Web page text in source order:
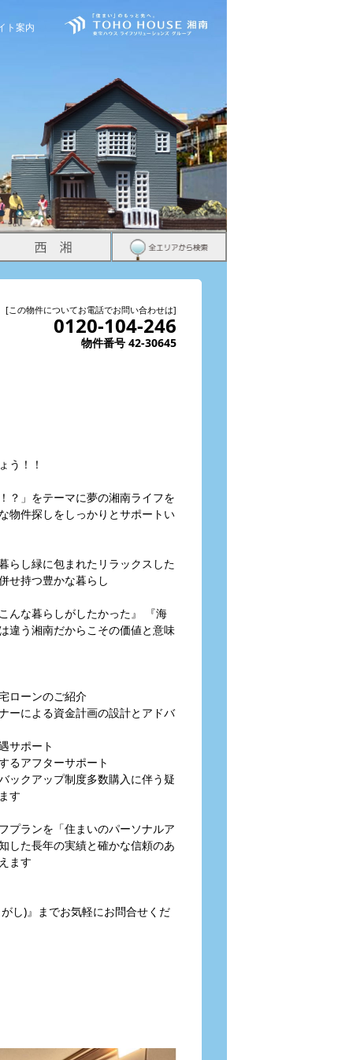
ト案内
[この物件についてお電話でお問い合わせは]
0120-104-246
物件番号 42-30645
う！！
？」をテーマに夢の湘南ライフを
物件探しをしっかりとサポートい
らし緑に包まれたリラックスした
せ持つ豊かな暮らし
んな暮らしがしたかった』 『海
違う湘南だからこその価値と意味
ローンのご紹介
ーによる資金計画の設計とアドバ
サポート
るアフターサポート
ックアップ制度多数購入に伴う疑
す
プランを「住まいのパーソナルア
した長年の実績と確かな信頼のあ
ます
し)』までお気軽にお問合せくだ